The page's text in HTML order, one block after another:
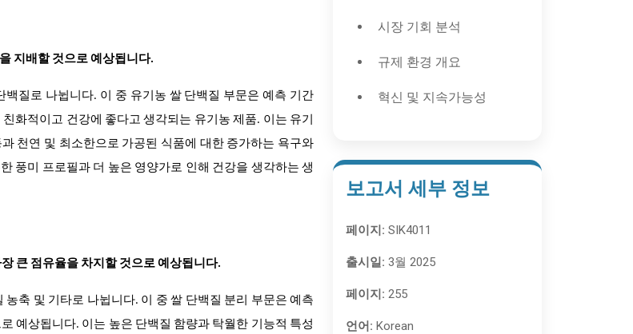
지배할 것으로 예상됩니다.
질로 나뉩니다. 이 중 유기농 쌀 단백질 부문은 예측 기간
화적이고 건강에 좋다고 생각되는 유기농 제품. 이는 유기
천연 및 최소한으로 가공된 식품에 대한 증가하는 욕구와
풍미 프로필과 더 높은 영양가로 인해 건강을 생각하는 생
큰 점유율을 차지할 것으로 예상됩니다.
축 및 기타로 나뉩니다. 이 중 쌀 단백질 분리 부문은 예측
예상됩니다. 이는 높은 단백질 함량과 탁월한 기능적 특성
시장 기회 분석
규제 환경 개요
혁신 및 지속가능성
보고서 세부 정보
페이지: SIK4011
출시일: 3월 2025
페이지: 255
언어: Korean